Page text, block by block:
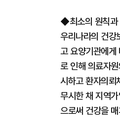
◆최소의 원칙과
우리나라의 건강
고 요양기관에게
로 인해 의료자
시하고 환자의뢰
무시한 채 지역
으로써 건강을